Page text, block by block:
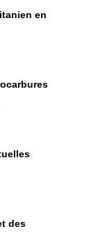
en
des